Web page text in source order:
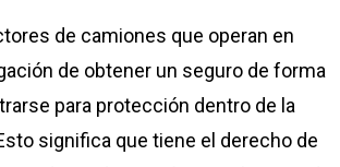
de camiones que operan en
de obtener un seguro de forma
para protección dentro de la
significa que tiene el derecho de